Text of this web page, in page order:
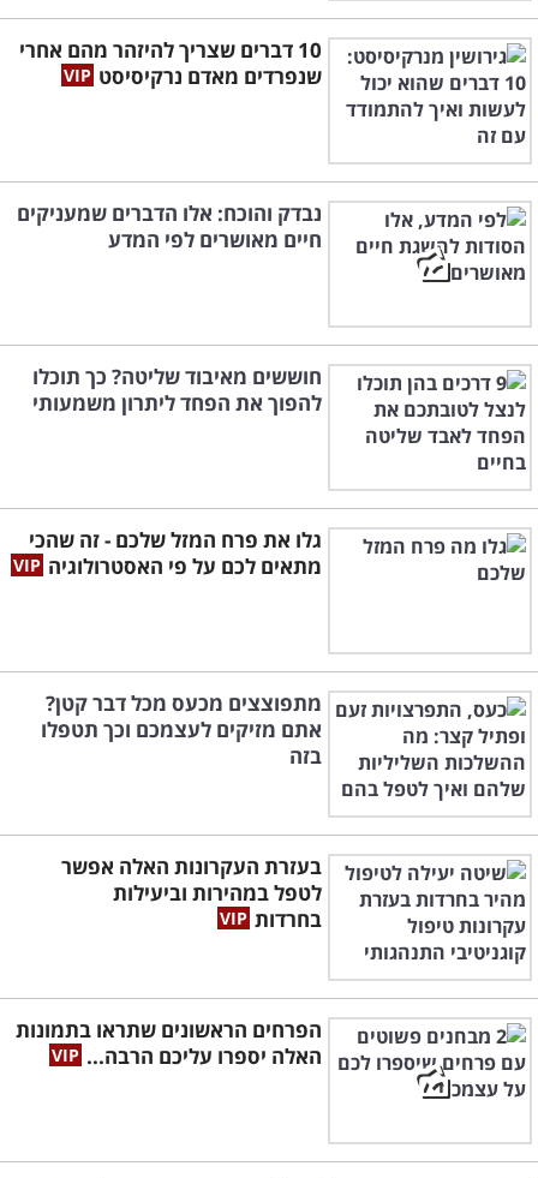
10 דברים שצריך להיזהר מהם אחרי
שנפרדים מאדם נרקיסיסט
נבדק והוכח: אלו הדברים שמעניקים
חיים מאושרים לפי המדע
חוששים מאיבוד שליטה? כך תוכלו
להפוך את הפחד ליתרון משמעותי
גלו את פרח המזל שלכם - זה שהכי
מתאים לכם על פי האסטרולוגיה
מתפוצצים מכעס מכל דבר קטן?
אתם מזיקים לעצמכם וכך תטפלו
בזה
בעזרת העקרונות האלה אפשר
לטפל במהירות וביעילות
בחרדות
הפרחים הראשונים שתראו בתמונות
האלה יספרו עליכם הרבה...